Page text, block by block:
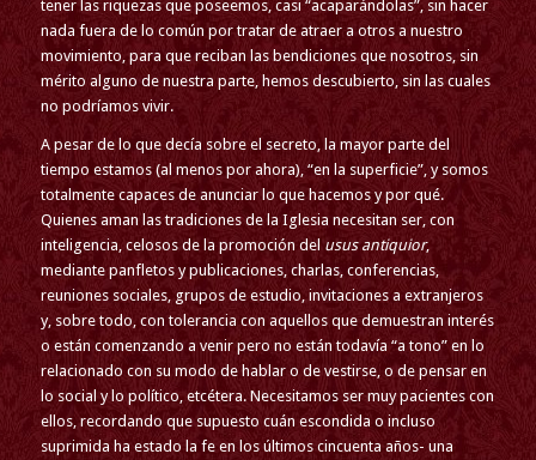
tener las riquezas que poseemos, casi “acaparándolas”, sin hacer
nada fuera de lo común por tratar de atraer a otros a nuestro
movimiento, para que reciban las bendiciones que nosotros, sin
mérito alguno de nuestra parte, hemos descubierto, sin las cuales
no podríamos vivir.
A pesar de lo que decía sobre el secreto, la mayor parte del
tiempo estamos (al menos por ahora), “en la superficie”, y somos
totalmente capaces de anunciar lo que hacemos y por qué.
Quienes aman las tradiciones de la Iglesia necesitan ser, con
inteligencia, celosos de la promoción del usus antiquior,
mediante panfletos y publicaciones, charlas, conferencias,
reuniones sociales, grupos de estudio, invitaciones a extranjeros
y, sobre todo, con tolerancia con aquellos que demuestran interés
o están comenzando a venir pero no están todavía “a tono” en lo
relacionado con su modo de hablar o de vestirse, o de pensar en
lo social y lo político, etcétera. Necesitamos ser muy pacientes con
ellos, recordando que supuesto cuán escondida o incluso
suprimida ha estado la fe en los últimos cincuenta años- una